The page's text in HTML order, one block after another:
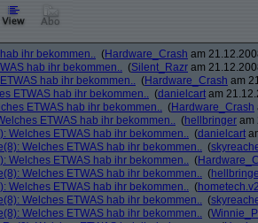
ihr bekommen.. (Hardware_Crash am
hab ihr bekommen.. (Silent_Razr am
hab ihr bekommen.. (Hardware_Crash am
ETWAS hab ihr bekommen.. (danielcart am
ETWAS hab ihr bekommen.. (Hardware_Crash
ETWAS hab ihr bekommen.. (hellbringer am
Welches ETWAS hab ihr bekommen.. (danielcart
Welches ETWAS hab ihr bekommen.. (
Welches ETWAS hab ihr bekommen.. (
Welches ETWAS hab ihr bekommen.. (
Welches ETWAS hab ihr bekommen.. (
Welches ETWAS hab ihr bekommen.. (
Welches ETWAS hab ihr bekommen.. (